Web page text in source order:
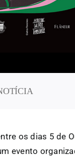
os dias 5 de
evento